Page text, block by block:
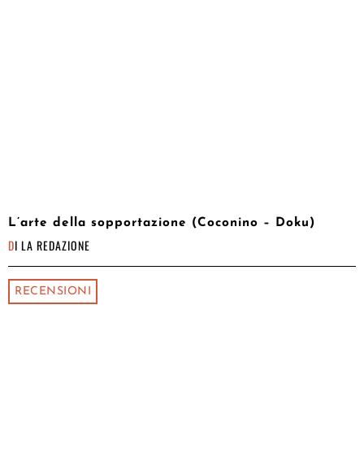
L’arte della sopportazione (Coconino – Doku)
DI LA REDAZIONE
RECENSIONI